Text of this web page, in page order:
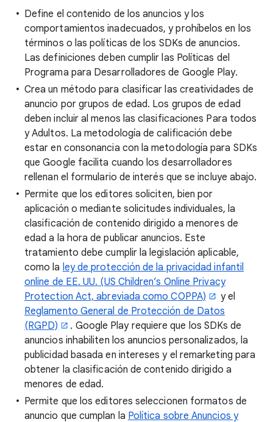
Define el contenido de los anuncios y los
comportamientos inadecuados, y prohíbelos en los
términos o las políticas de los SDKs de anuncios.
Las definiciones deben cumplir las Políticas del
Programa para Desarrolladores de Google Play.
Crea un método para clasificar las creatividades de
anuncio por grupos de edad. Los grupos de edad
deben incluir al menos las clasificaciones Para todos
y Adultos. La metodología de calificación debe
estar en consonancia con la metodología para SDKs
que Google facilita cuando los desarrolladores
rellenan el formulario de interés que se incluye abajo.
Permite que los editores soliciten, bien por
aplicación o mediante solicitudes individuales, la
clasificación de contenido dirigido a menores de
edad a la hora de publicar anuncios. Este
tratamiento debe cumplir la legislación aplicable,
como la ley de protección de la privacidad infantil
online de EE. UU. (US Children’s Online Privacy
Protection Act, abreviada como COPPA)
y el
Reglamento General de Protección de Datos
(RGPD)
. Google Play requiere que los SDKs de
anuncios inhabiliten los anuncios personalizados, la
publicidad basada en intereses y el remarketing para
obtener la clasificación de contenido dirigido a
menores de edad.
Permite que los editores seleccionen formatos de
anuncio que cumplan la Política sobre Anuncios y